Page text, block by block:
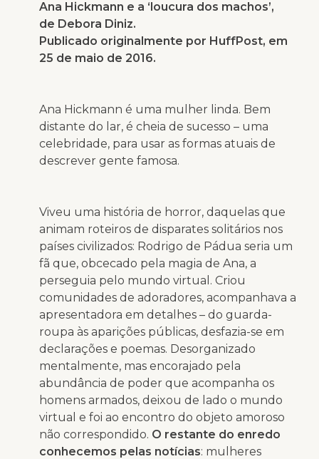
Ana Hickmann e a ‘loucura dos machos’,
de Debora Diniz.
Publicado originalmente por HuffPost, em
25 de maio de 2016.
Ana Hickmann é uma mulher linda. Bem
distante do lar, é cheia de sucesso – uma
celebridade, para usar as formas atuais de
descrever gente famosa.
Viveu uma história de horror, daquelas que
animam roteiros de disparates solitários nos
países civilizados: Rodrigo de Pádua seria um
fã que, obcecado pela magia de Ana, a
perseguia pelo mundo virtual. Criou
comunidades de adoradores, acompanhava a
apresentadora em detalhes – do guarda-
roupa às aparições públicas, desfazia-se em
declarações e poemas. Desorganizado
mentalmente, mas encorajado pela
abundância de poder que acompanha os
homens armados, deixou de lado o mundo
virtual e foi ao encontro do objeto amoroso
não correspondido. O restante do enredo
conhecemos pelas notícias: mulheres